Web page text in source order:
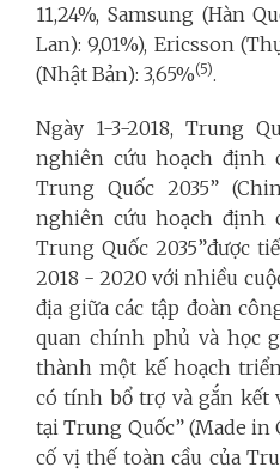
11,24%, Samsung (Hàn
Lan): 9,01%), Ericsson
(Nhật Bản): 3,65%(5).
Ngày 1-3-2018, Trung
nghiên cứu hoạch định
Trung Quốc 2035”
nghiên cứu hoạch định
Trung Quốc 2035”được
2018 - 2020 với nhiều
địa giữa các tập đoàn
quan chính phủ và học
thành một kế hoạch
có tính bổ trợ và gắn kết
tại Trung Quốc” (Made
cố vị thế toàn cầu của